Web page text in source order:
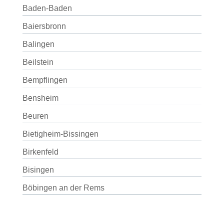
Baden-Baden
Baiersbronn
Balingen
Beilstein
Bempflingen
Bensheim
Beuren
Bietigheim-Bissingen
Birkenfeld
Bisingen
Böbingen an der Rems